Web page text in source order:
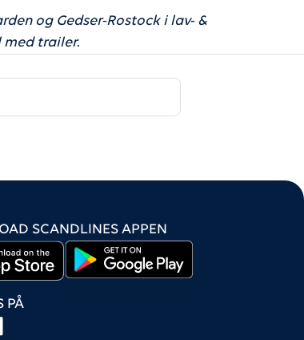
og Gedser-Rostock i lav- &
med trailer.
SCANDLINES APPEN
PÅ